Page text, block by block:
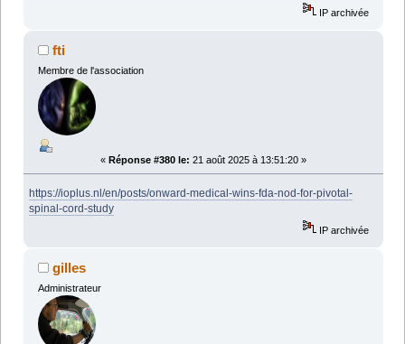
IP archivée
fti
Membre de l'association
« Réponse #380 le: 21 août 2025 à 13:51:20 »
https://ioplus.nl/en/posts/onward-medical-wins-fda-nod-for-pivotal-
spinal-cord-study
IP archivée
gilles
Administrateur